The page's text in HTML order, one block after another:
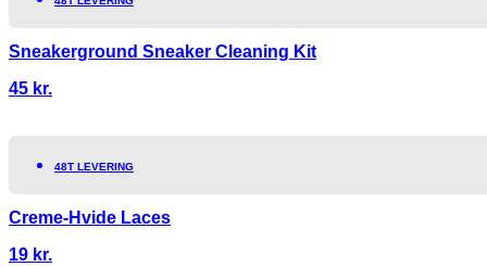
Sneakerground Sneaker Cleaning Kit
45 kr.
48T LEVERING
Creme-Hvide Laces
19 kr.